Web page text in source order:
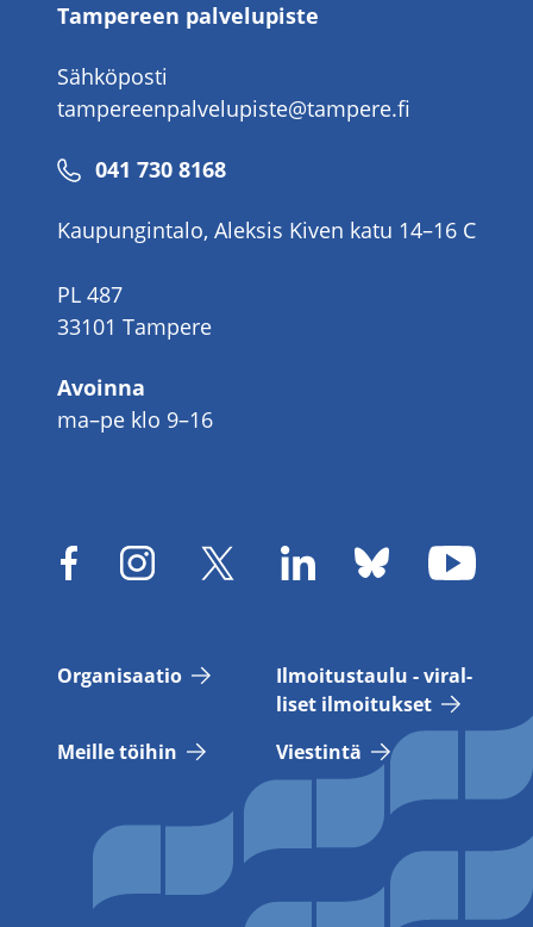
Tampereen palvelupiste
Sähköposti
tampereenpalvelupiste@tampere.fi
Puhelinnumero
041 730 8168
Kaupungintalo, Aleksis Kiven katu 14–16 C
PL 487
33101 Tampere
Avoinna
ma–pe klo 9–16
Or­ga­ni­saa­tio
Il­moi­tus­tau­lu - vi­ral­
li­set il­moi­tuk­set
Meil­le töi­hin
Vies­tin­tä